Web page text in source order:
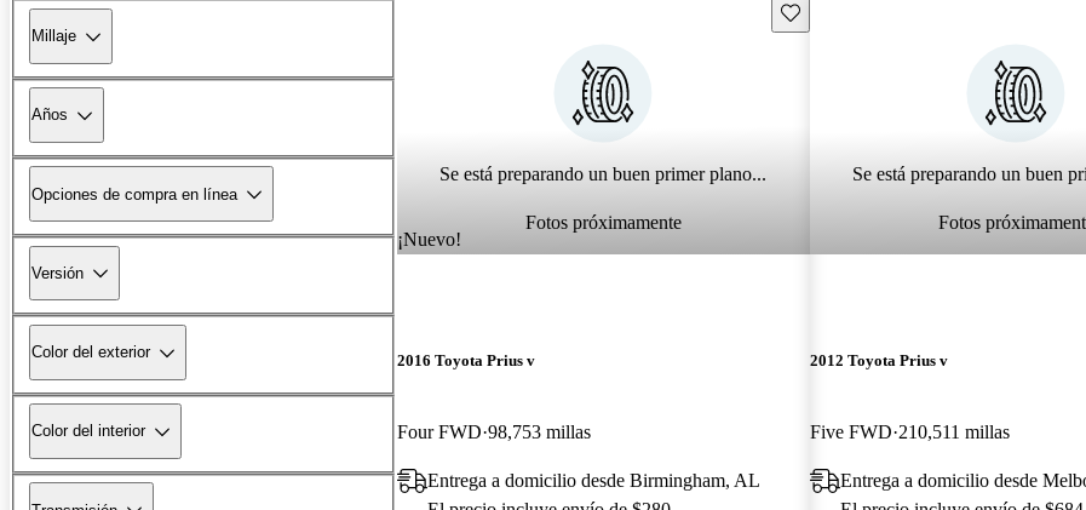
Millaje
Años
Opciones de compra en línea
Versión
Color del exterior
Color del interior
Se está preparando un buen primer plano...
Fotos próximamente
¡Nuevo!
Guarda este Aviso
2016 Toyota Prius v
Four FWD 98,753 millas
Entrega a domicilio desde Birmingham, AL
Se está preparando un buen
Fotos
2012 Toyota Prius v
Five FWD 210,511 millas
Entrega a domicilio desde